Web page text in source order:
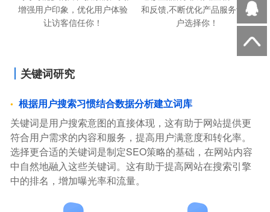
增强用户印象，优化用户体验
让访客信任你！
和反馈,不断优化产品服务让用
户选择你！
关键词研究
根据用户搜索习惯结合数据分析建立词库
关键词是用户搜索意图的直接体现，这有助于网站提供更
符合用户需求的内容和服务，提高用户满意度和转化率。
选择更合适的关键词是制定SEO策略的基础，在网站内容
中自然地融入这些关键词。这有助于提高网站在搜索引擎
中的排名，增加曝光率和流量。